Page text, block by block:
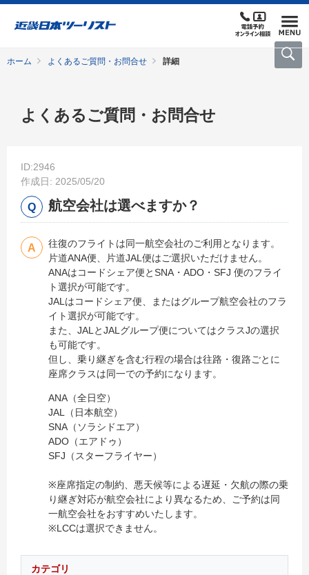
ホーム よくあるご質問・お問合せ 詳細
よくあるご質問・お問合せ
ID:2946
作成日: 2025/05/20
航空会社は選べますか？
往復のフライトは同一航空会社のご利用となります。
片道ANA便、片道JAL便はご選択いただけません。
ANAはコードシェア便とSNA・ADO・SFJ 便のフライ
ト選択が可能です。
JALはコードシェア便、またはグループ航空会社のフラ
イト選択が可能です。
また、JALとJALグループ便についてはクラスJの選択
も可能です。
但し、乗り継ぎを含む行程の場合は往路・復路ごとに
座席クラスは同一での予約になります。
ANA（全日空）
JAL（日本航空）
SNA（ソラシドエア）
ADO（エアドゥ）
SFJ（スターフライヤー）
※座席指定の制約、悪天候等による遅延・欠航の際の乗
り継ぎ対応が航空会社により異なるため、ご予約は同
一航空会社をおすすめいたします。
※LCCは選択できません。
カテゴリ